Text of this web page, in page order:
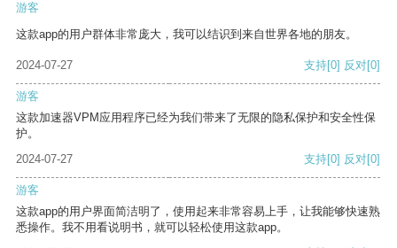
游客
这款app的用户群体非常庞大，我可以结识到来自世界各地的朋友。
2024-07-27 支持[0] 反对[0]
游客
这款加速器VPM应用程序已经为我们带来了无限的隐私保护和安全性保
护。
2024-07-27
支持[0] 反对[0]
游客
这款app的用户界面简洁明了，使用起来非常容易上手，让我能够快速熟
悉操作。我不用看说明书，就可以轻松使用这款app。